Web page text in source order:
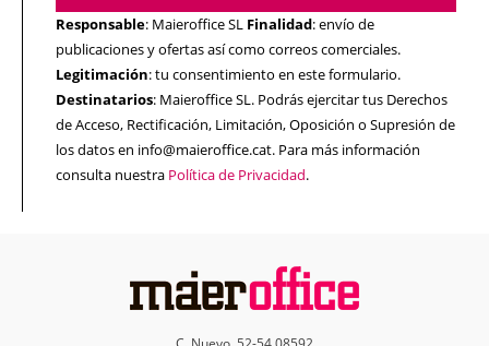
Responsable: Maieroffice SL Finalidad: envío de
publicaciones y ofertas así como correos comerciales.
Legitimación: tu consentimiento en este formulario.
Destinatarios: Maieroffice SL. Podrás ejercitar tus Derechos
de Acceso, Rectificación, Limitación, Oposición o Supresión de
los datos en info@maieroffice.cat. Para más información
consulta nuestra Política de Privacidad.